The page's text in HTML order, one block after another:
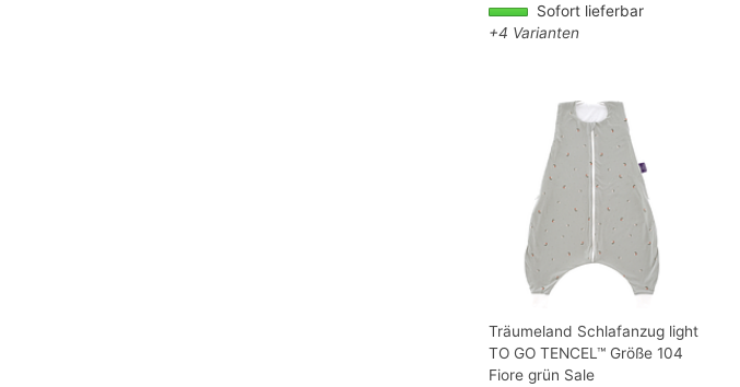
Sofort lieferbar
+4 Varianten
Träumeland Schlafanzug light
TO GO TENCEL™ Größe 104
Fiore grün Sale